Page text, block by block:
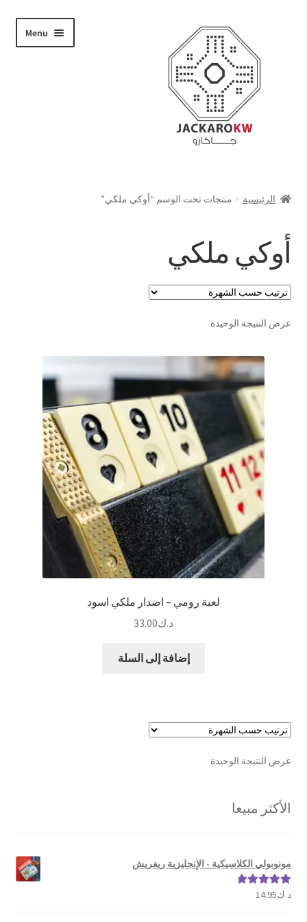
navigation
content
Menu
حسابي
الدفع
تواصل معنا
العربية
الرئيسية منتجات تحت الوسم “أوكي ملكي”
أوكي ملكي
عرض النتيجة الوحيدة
لعبة رومي – اصدار ملكي اسود
د.ك33.00
إضافة إلى السلة
عرض النتيجة الوحيدة
الأكثر مبيعا
مونوبولي الكلاسيكية - الإنجليزية ريفريش
تم التقييم
د.ك14.95